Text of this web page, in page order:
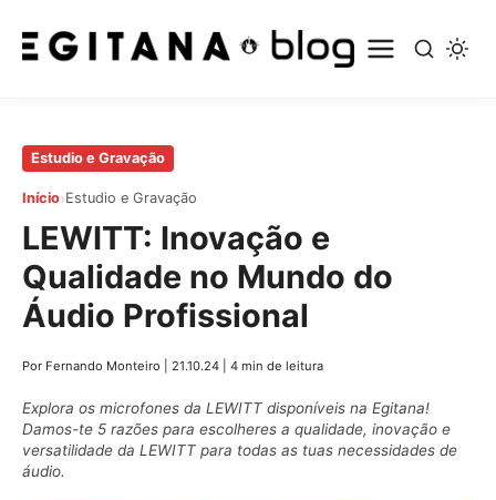
Pular
conteúdo
principal
Estudio e Gravação
Início›Estudio e Gravação
LEWITT: Inovação e
Qualidade no Mundo do
Áudio Profissional
Por Fernando Monteiro 21.10.24 4 min de leitura
Explora os microfones da LEWITT disponíveis na Egitana!
Damos-te 5 razões para escolheres a qualidade, inovação e
versatilidade da LEWITT para todas as tuas necessidades de
áudio.